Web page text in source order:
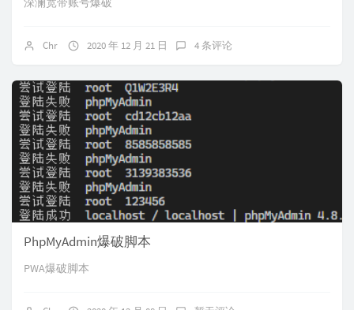
Chr 2020 年 12 月 21 日 4 条评论
PhpMyAdmin爆破脚本
PWA爆破脚本